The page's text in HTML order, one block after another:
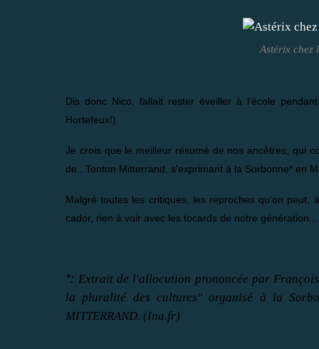
Astérix chez
Dis donc Nico, fallait rester éveiller à l'école
Hortefeux!).
Je crois que le meilleur résumé de nos ancêtres, qui
de...Tonton Mitterrand, s'exprimant à la Sorbonne* en
Malgré toutes les critiques, les reproches qu'on
cador, rien à voir avec les tocards de notre génération...
*: Extrait de l'allocution prononcée par
la pluralité des cultures" organisé à la
MITTERRAND. (Ina.fr)